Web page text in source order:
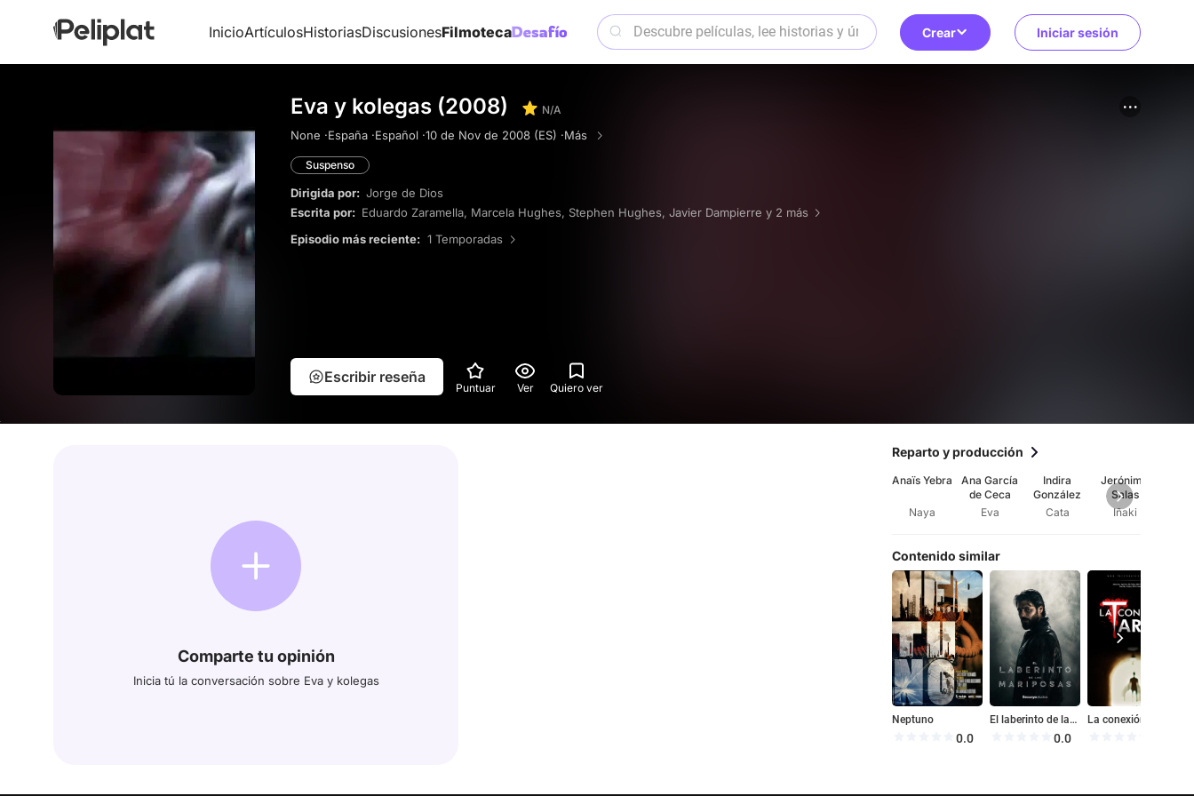
InicioArtículosHistoriasDiscusionesFilmoteca Crear Iniciar sesión
Eva y kolegas (2008) N/A
None ·España ·Español ·10 de Nov de 2008 (ES) ·Más
Suspenso
Dirigida por: Jorge de Dios
Escrita por: Eduardo Zaramella, Marcela Hughes, Stephen Hughes, Javier Dampierre y 2 más
Episodio más reciente: 1 Temporadas
Escribir reseña
Puntuar Ver Quiero ver
Comparte tu opinión
Inicia tú la conversación sobre Eva y kolegas
Reparto y producción
Anaïs Yebra
Naya
Ana García
de Ceca
Eva
Indira
González
Cata
Jerónimo
Salas
Iñaki
Contenido similar
Neptuno
0.0
El laberinto de las mariposas
0.0
La conexión Tarifa